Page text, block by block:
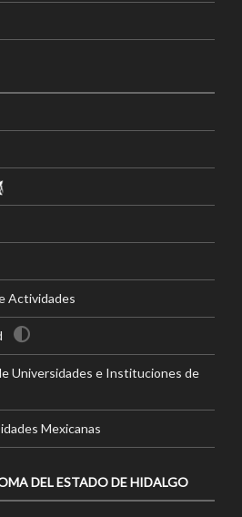
Actividades
Universidades e Instituciones de
Mexicanas
DEL ESTADO DE HIDALGO